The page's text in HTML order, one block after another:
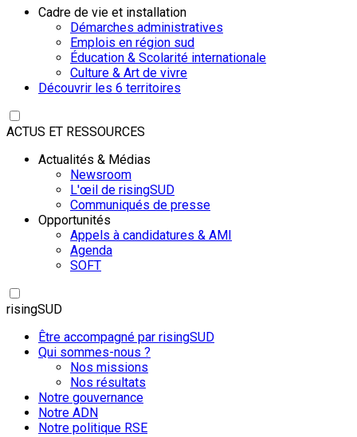
Cadre de vie et installation
Démarches administratives
Emplois en région sud
Éducation & Scolarité internationale
Culture & Art de vivre
Découvrir les 6 territoires
ACTUS ET RESSOURCES
Actualités & Médias
Newsroom
L'œil de risingSUD
Communiqués de presse
Opportunités
Appels à candidatures & AMI
Agenda
SOFT
risingSUD
Être accompagné par risingSUD
Qui sommes-nous ?
Nos missions
Nos résultats
Notre gouvernance
Notre ADN
Notre politique RSE